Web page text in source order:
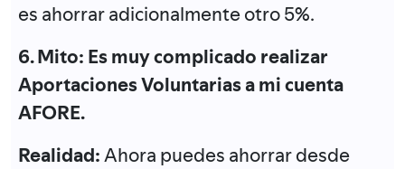
es ahorrar adicionalmente otro 5%.
6. Mito: Es muy complicado realizar
Aportaciones Voluntarias a mi cuenta
AFORE.
Realidad:Ahora puedes ahorrar desde